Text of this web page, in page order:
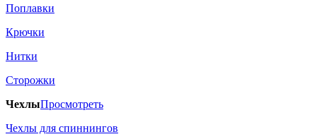
Поплавки
Крючки
Нитки
Сторожки
ЧехлыПросмотреть
Чехлы для спиннингов